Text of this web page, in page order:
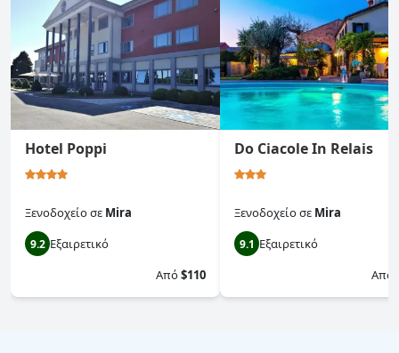
Hotel Poppi
Ξενοδοχείοσε Mira
9.2 Εξαιρετικό
Από$110
Do Ciacole In Relais
Ξενοδοχείοσε Mira
9.1 Εξαιρετικό
Από